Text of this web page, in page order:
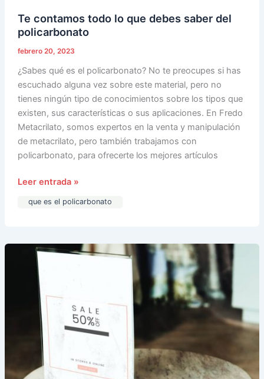
Te contamos todo lo que debes saber del
policarbonato
febrero 20, 2023
¿Sabes qué es el policarbonato? No te preocupes si has
escuchado alguna vez sobre este material, pero no
tienes ningún tipo de conocimientos sobre los tipos que
existen, sus características o sus aplicaciones. En Fredo
Metacrilato, somos expertos en la venta y manipulación
de metacrilato, pero también trabajamos con
policarbonato, para ofrecerte los mejores artículos
Leer entrada »
que es el policarbonato
Escoge
metacrilato
extrusión
todos
productos